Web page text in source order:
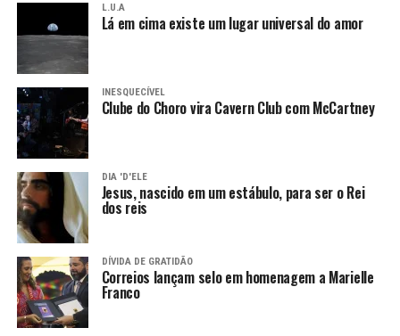
L.U.A
Lá em cima existe um lugar universal do amor
INESQUECÍVEL
Clube do Choro vira Cavern Club com McCartney
DIA 'D'ELE
Jesus, nascido em um estábulo, para ser o Rei
dos reis
DÍVIDA DE GRATIDÃO
Correios lançam selo em homenagem a Marielle
Franco